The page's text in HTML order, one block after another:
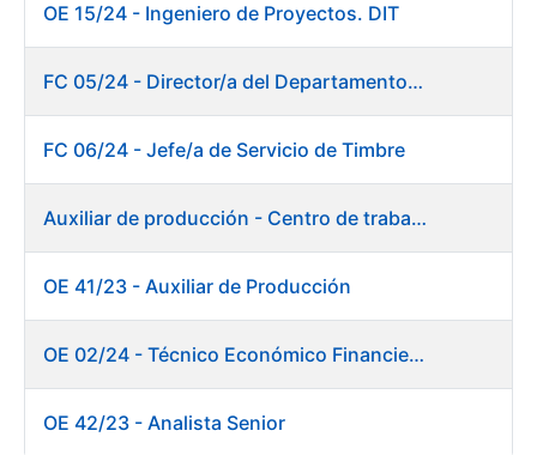
OE 15/24 - Ingeniero de Proyectos. DIT
FC 05/24 - Director/a del Departamento de Planificación, Logística y Almacenes
FC 06/24 - Jefe/a de Servicio de Timbre
Auxiliar de producción - Centro de trabajo de Burgos
OE 41/23 - Auxiliar de Producción
OE 02/24 - Técnico Económico Financiero
OE 42/23 - Analista Senior